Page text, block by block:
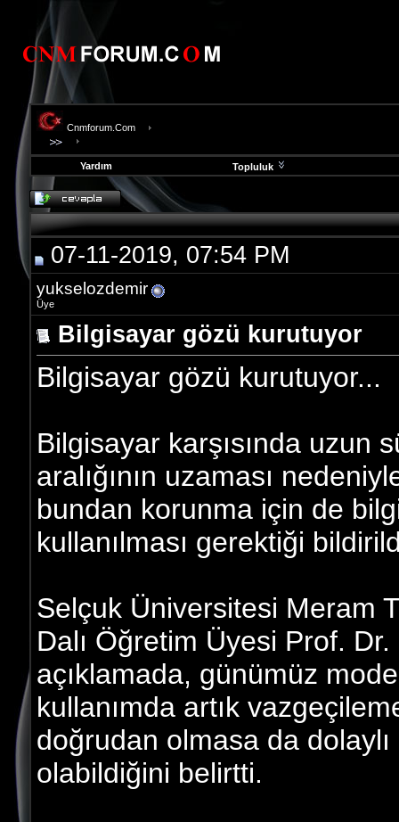
Cnmforum.Com
Yardım Topluluk
evooli
fethiye
escort
gaziantep
escort
gaziantep
escort
07-11-2019, 07:54 PM
yukselozdemir
Üye
Bilgisayar gözü kurutuyor
Bilgisayar gözü kurutuyor...
Bilgisayar karşısında uzun
aralığının uzaması
bundan korunma için de
kullanılması gerektiği
Selçuk Üniversitesi Meram
Dalı Öğretim Üyesi Prof.
açıklamada, günümüz
kullanımda artık
doğrudan olmasa da dolaylı
olabildiğini belirtti.